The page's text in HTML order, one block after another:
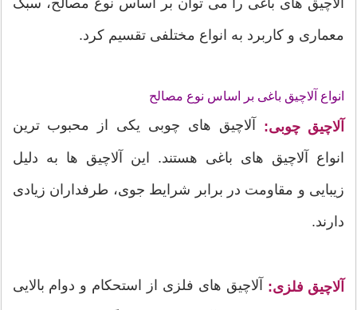
آلاچیق های باغی را می توان بر اساس نوع مصالح، سبک
معماری و کاربرد به انواع مختلفی تقسیم کرد.
انواع آلاچیق باغی بر اساس نوع مصالح
آلاچیق چوبی: آلاچیق های چوبی یکی از محبوب ترین
انواع آلاچیق های باغی هستند. این آلاچیق ها به دلیل
زیبایی و مقاومت در برابر شرایط جوی، طرفداران زیادی
دارند.
آلاچیق فلزی: آلاچیق های فلزی از استحکام و دوام بالایی